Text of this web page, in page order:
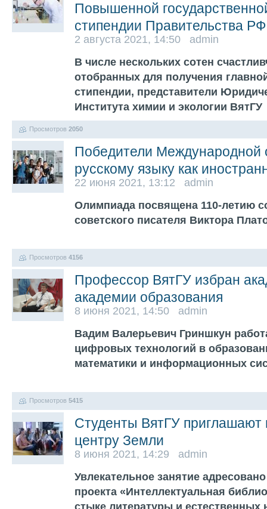
Повышенной
стипендии Правительства РФ
2 августа 2021, 14:50 admin
В числе нескольких сотен
отобранных для получения
стипендии, представители
Института химии и экологии ВятГУ
Просмотров 2050
Победители Международной
русскому языку как
22 июня 2021, 13:12 admin
Олимпиада посвящена 110-летию
советского писателя Виктора
Просмотров 4156
Профессор ВятГУ избран
академии образования
8 июня 2021, 14:50 admin
Вадим Валерьевич Гриншкун
цифровых технологий в
математики и информационных
Просмотров 5415
Студенты ВятГУ приглашают
центру Земли
8 июня 2021, 14:29 admin
Увлекательное занятие
проекта «Интеллектуальная
стыке литературы и естественных